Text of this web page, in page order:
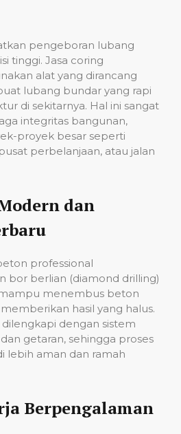
pengeboran lubang
tinggi. Jasa coring
alat yang dirancang
lubang bundar yang rapi
di sekitarnya. Hal ini sangat
integritas bangunan,
proyek besar seperti
perbelanjaan, atau jalan
dan
professional
bor berlian (diamond drilling)
menembus beton
hasil yang halus.
dengan sistem
getaran, sehingga proses
lebih aman dan ramah
Berpengalaman